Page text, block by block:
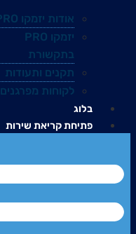
אודות יזמקו PRO
יזמקו PRO
בתקשורת
תקנים ותעודות
לקוחות מפרגנים
בלוג
פתיחת קריאת שירות